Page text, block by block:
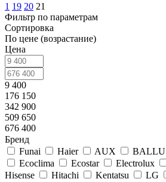
1 19 20 21
Фильтр по параметрам
Сортировка
По цене (возрастание)
Цена
9 400
176 150
342 900
509 650
676 400
Бренд
Funai
Haier AUX BALLU
Ecoclima
Ecostar Electrolux
Hisense
Hitachi Kentatsu LG